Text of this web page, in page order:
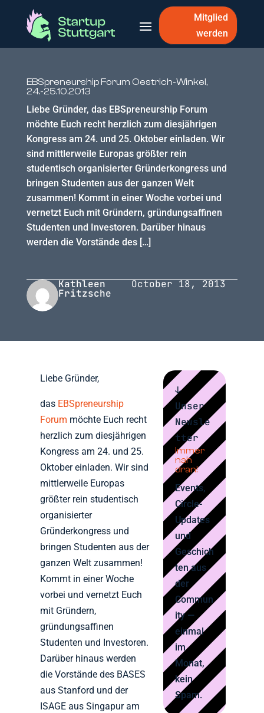
Mitglied
werden
EBSpreneurship Forum Oestrich-Winkel,
24.-25.10.2013
Liebe Gründer, das EBSpreneurship Forum
möchte Euch recht herzlich zum diesjährigen
Kongress am 24. und 25. Oktober einladen. Wir
sind mittlerweile Europas größter rein
studentisch organisierter Gründerkongress und
bringen Studenten aus der ganzen Welt
zusammen! Kommt in einer Woche vorbei und
vernetzt Euch mit Gründern, gründungsaffinen
Studenten und Investoren. Darüber hinaus
werden die Vorstände des […]
Kathleen
Fritzsche
October 18, 2013
Liebe Gründer,
das EBSpreneurship
Forum möchte Euch recht
herzlich zum diesjährigen
Kongress am 24. und 25.
Oktober einladen. Wir sind
mittlerweile Europas
größter rein studentisch
organisierter
Gründerkongress und
bringen Studenten aus der
ganzen Welt zusammen!
Kommt in einer Woche
vorbei und vernetzt Euch
mit Gründern,
gründungsaffinen
Studenten und Investoren.
Darüber hinaus werden
die Vorstände des BASES
aus Stanford und der
ISAGE aus Singapur am
↓
Unser
Newsle
tter
Immer
nah
dran!
Events,
Circle-
Updates
und
Geschich
ten aus
der
Commun
ity —
einmal
im
Monat,
kein
Spam.